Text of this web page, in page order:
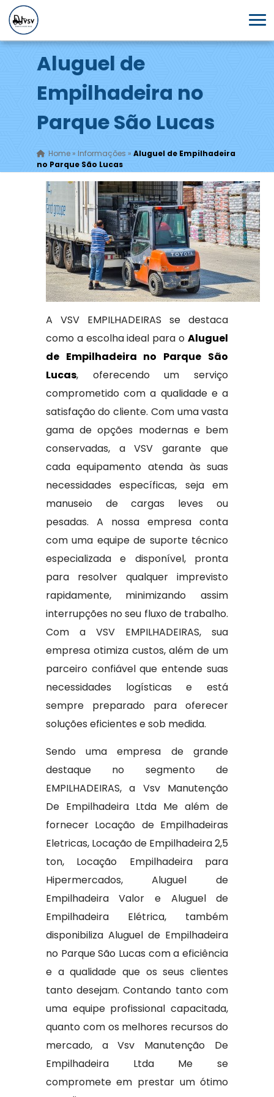
Aluguel de
Empilhadeira no
Parque São Lucas
Home» Informações » Aluguel de Empilhadeira
no Parque São Lucas
A VSV EMPILHADEIRAS se destaca
como a escolha ideal para oAluguel
de Empilhadeira no Parque São
Lucas, oferecendo um serviço
comprometido com a qualidade e a
satisfação do cliente. Com uma vasta
gama de opções modernas e bem
conservadas, a VSV garante que
cada equipamento atenda às suas
necessidades específicas, seja em
manuseio de cargas leves ou
pesadas. A nossa empresa conta
com uma equipe de suporte técnico
especializada e disponível, pronta
para resolver qualquer imprevisto
rapidamente, minimizando assim
interrupções no seu fluxo de trabalho.
Com a VSV EMPILHADEIRAS, sua
empresa otimiza custos, além de um
parceiro confiável que entende suas
necessidades logísticas e está
sempre preparado para oferecer
soluções eficientes e sob medida.
Sendo uma empresa de grande
destaque no segmento de
EMPILHADEIRAS, a Vsv Manutenção
De Empilhadeira Ltda Me além de
fornecer Locação de Empilhadeiras
Eletricas, Locação de Empilhadeira 2,5
ton, Locação Empilhadeira para
Hipermercados, Aluguel de
Empilhadeira Valor e Aluguel de
Empilhadeira Elétrica, também
disponibiliza Aluguel de Empilhadeira
no Parque São Lucas com a eficiência
e a qualidade que os seus clientes
tanto desejam. Contando tanto com
uma equipe profissional capacitada,
quanto com os melhores recursos do
mercado, a Vsv Manutenção De
Empilhadeira Ltda Me se
compromete em prestar um ótimo